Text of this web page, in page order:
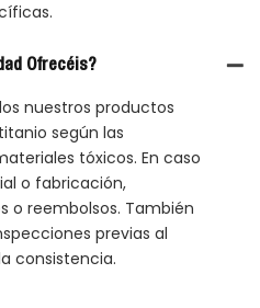
Ofrecéis?
nuestros productos
según las
tóxicos. En caso
o fabricación,
o reembolsos. También
previas al
consistencia.